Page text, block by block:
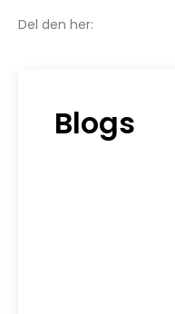
Del den her:
Blogs